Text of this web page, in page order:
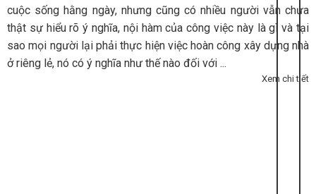
cuộc sống hằng ngày, nhưng cũng có nhiều người vẫn chưa
thật sự hiểu rõ ý nghĩa, nội hàm của công việc này là gì và tại
sao mọi người lại phải thực hiện việc hoàn công xây dựng nhà
ở riêng lẻ, nó có ý nghĩa như thế nào đối với ...
Xem chi tiết